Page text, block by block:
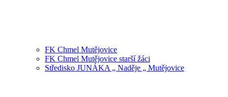
FK Chmel Mutějovice
FK Chmel Mutějovice starší žáci
Středisko JUNÁKA „ Naděje „ Mutějovice